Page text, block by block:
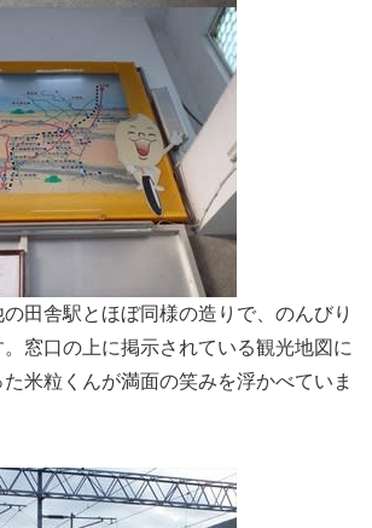
田舎駅とほぼ同様の造りで、のんびり
窓口の上に掲示されている観光地図に
米粒くんが満面の笑みを浮かべていま